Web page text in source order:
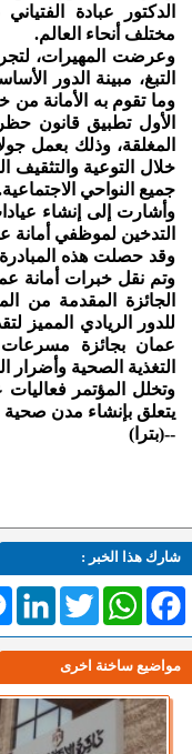
الدكتور عبادة
مختلف أنحاء العالم.
وعرضت المهيرات،
التبغ، مبينة الدور
وما تقوم به الأمانة
الأول تطبيق قانون
المغلقة، وذلك بعمل
خلال التوعية والتثقيف
جميع النواحي
وأشارت إلى إنشاء
التدخين لموظفي أمانة
وقد حصلت هذه
وتم نقل خبرات أمانة
الجائزة المقدمة من
للدور الريادي المميز
عمان بجائزة
التغذية الصحية وأضرار
وتخلل المؤتمر
يتعلق بإنشاء مدن
--(بترا)
شارك هذا الخبر :
TwitterWhatsAppFacebook
مواضيع ساخنة اخرى